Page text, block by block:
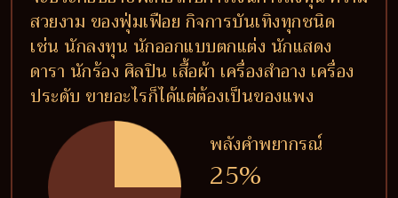
สวยงาม ของฟุ่มเฟือย กิจการบันเทิงทุกชนิด
เช่น นักลงทุน นักออกแบบตกแต่ง นักแสดง
ดารา นักร้อง ศิลปิน เสื้อผ้า เครื่องสำอาง เครื่อง
ประดับ ขายอะไรก็ได้แต่ต้องเป็นของแพง
พลังคำพยากรณ์
25%